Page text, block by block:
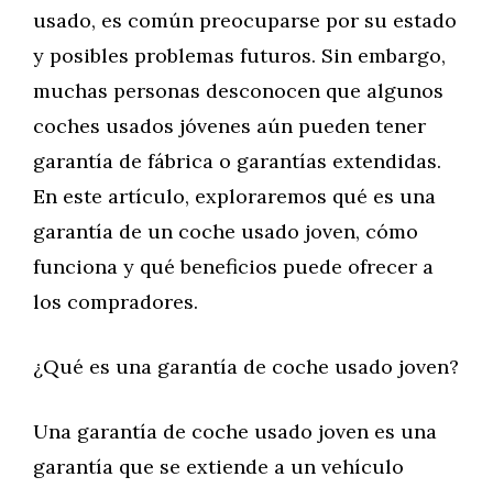
usado, es común preocuparse por su estado
y posibles problemas futuros. Sin embargo,
muchas personas desconocen que algunos
coches usados jóvenes aún pueden tener
garantía de fábrica o garantías extendidas.
En este artículo, exploraremos qué es una
garantía de un coche usado joven, cómo
funciona y qué beneficios puede ofrecer a
los compradores.
¿Qué es una garantía de coche usado joven?
Una garantía de coche usado joven es una
garantía que se extiende a un vehículo